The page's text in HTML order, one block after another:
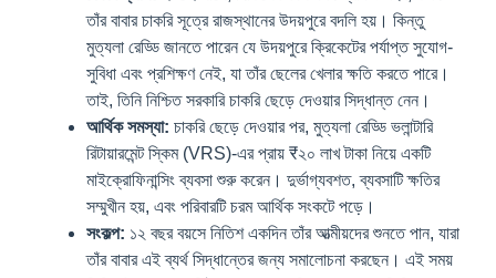
তাঁর বাবার চাকরি সূত্রে রাজস্থানের উদয়পুরে বদলি হয়। কিন্তু
মুত্যলা রেড্ডি জানতে পারেন যে উদয়পুরে ক্রিকেটের পর্যাপ্ত সুযোগ-
সুবিধা এবং প্রশিক্ষণ নেই, যা তাঁর ছেলের খেলার ক্ষতি করতে পারে।
তাই, তিনি নিশ্চিত সরকারি চাকরি ছেড়ে দেওয়ার সিদ্ধান্ত নেন।
আর্থিক সমস্যা: চাকরি ছেড়ে দেওয়ার পর, মুত্যলা রেড্ডি ভলান্টারি
রিটায়ারমেন্ট স্কিম (VRS)-এর প্রায় ₹২০ লাখ টাকা নিয়ে একটি
মাইক্রোফিনান্সিং ব্যবসা শুরু করেন। দুর্ভাগ্যবশত, ব্যবসাটি ক্ষতির
সম্মুখীন হয়, এবং পরিবারটি চরম আর্থিক সংকটে পড়ে।
সংকল্প: ১২ বছর বয়সে নিতিশ একদিন তাঁর আত্মীয়দের শুনতে পান, যারা
তাঁর বাবার এই ব্যর্থ সিদ্ধান্তের জন্য সমালোচনা করছেন। এই সময়